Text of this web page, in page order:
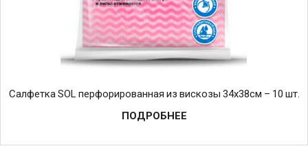
Салфетка SOL перфорированная из вискозы 34х38см – 10 шт.
ПОДРОБНЕЕ